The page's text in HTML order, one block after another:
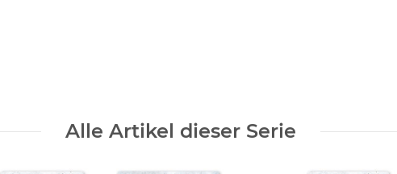
Alle Artikel dieser Serie